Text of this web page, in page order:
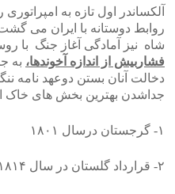
آلکساندر اول تازه به
روابط دوستانه با ایران می
شاه نیز آمادگی آغاز جنگ با
فشاربیش از اندازه آخوندها، به
دخالت آنان بستن دوعهد نامه
جداشدن بهترین بخش های خاک
۱- گرجستان درسال ۱۸۰۱
۲- قرارداد گلستان در سال ۱۸۱۴